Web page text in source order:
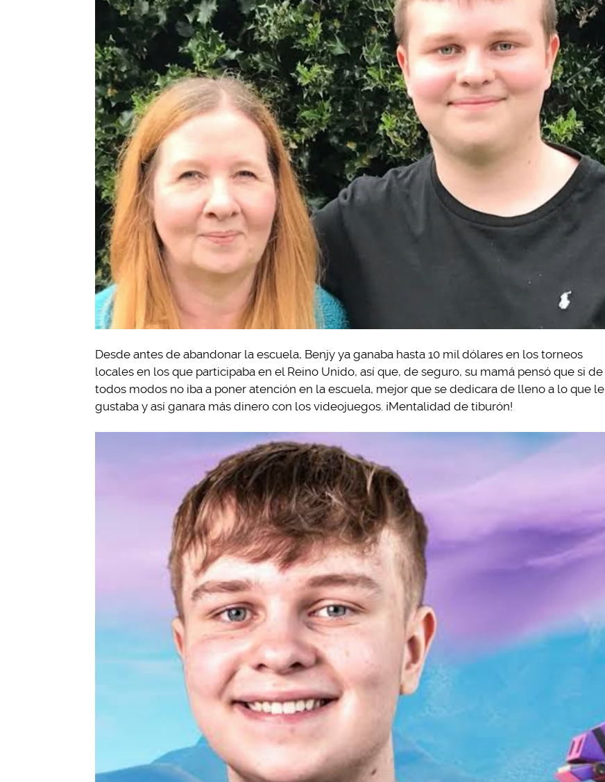
Desde antes de abandonar la escuela, Benjy ya ganaba hasta 10 mil dólares en los torneos
locales en los que participaba en el Reino Unido, así que, de seguro, su mamá pensó que si de
todos modos no iba a poner atención en la escuela, mejor que se dedicara de lleno a lo que le
gustaba y así ganara más dinero con los videojuegos. ¡Mentalidad de tiburón!